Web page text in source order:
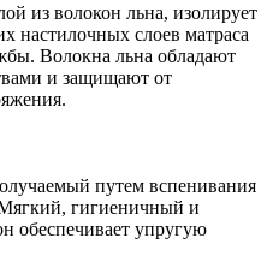
из волокон льна, изолирует
настилочных слоев матраса
Волокна льна обладают
и защищают от
путем вспенивания
Мягкий, гигиеничный и
обеспечивает упругую